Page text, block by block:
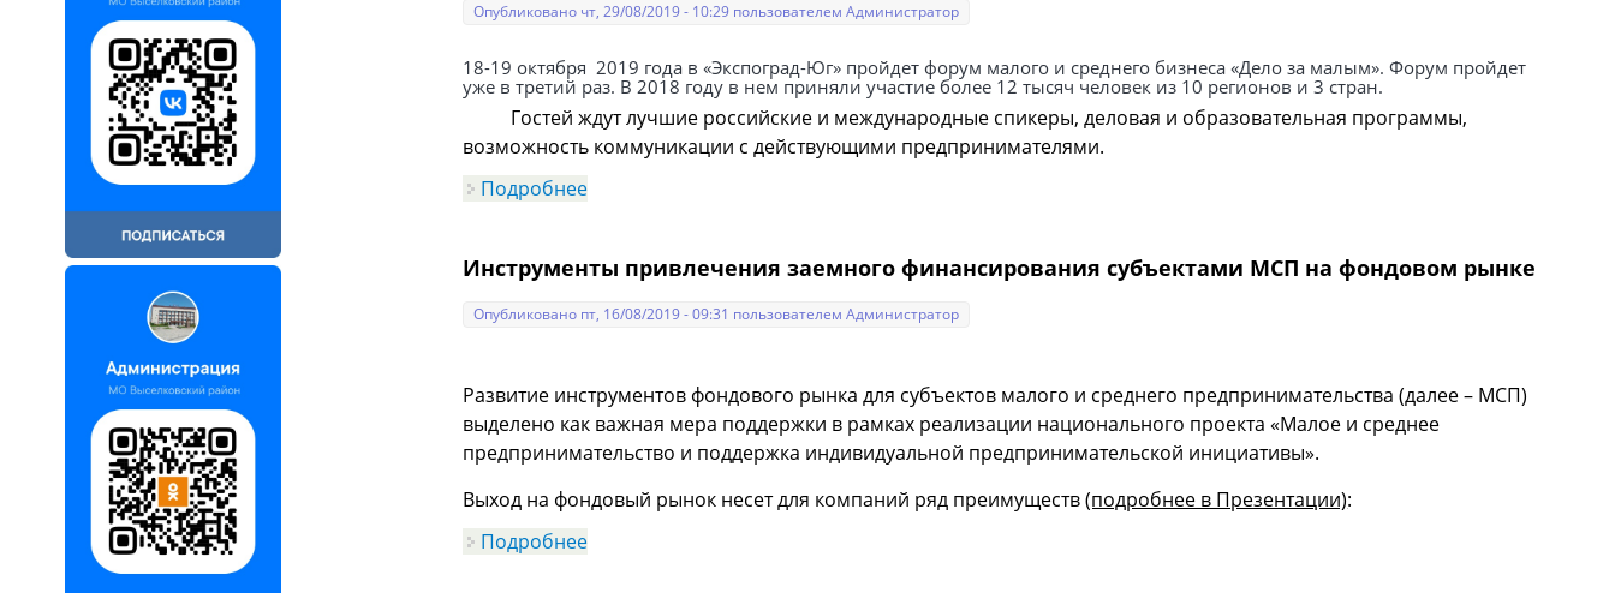
Опубликовано чт, 29/08/2019 - 10:29 пользователемАдминистратор
18-19 октября 2019 года в «Экспоград-Юг» пройдет форум малого и среднего бизнеса «Дело за малым». Форум пройдет
уже в третий раз. В 2018 году в нем приняли участие более 12 тысяч человек из 10 регионов и 3 стран.
Гостей ждут лучшие российские и международные спикеры, деловая и образовательная программы,
возможность коммуникации с действующими предпринимателями.
Подробнее
Инструменты привлечения заемного финансирования субъектами МСП на фондовом рынке
Опубликовано пт, 16/08/2019 - 09:31 пользователемАдминистратор
Развитие инструментов фондового рынка для субъектов малого и среднего предпринимательства (далее – МСП)
выделено как важная мера поддержки в рамках реализации национального проекта «Малое и среднее
предпринимательство и поддержка индивидуальной предпринимательской инициативы».
Выход на фондовый рынок несет для компаний ряд преимуществ(подробнее в Презентации):
Подробнее